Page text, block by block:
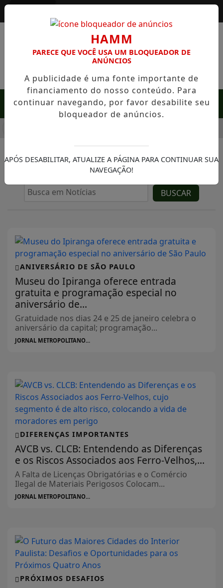
MENU
/NOTÍCIAS CIDADE
BUSCAR
ANIVERSÁRIO DE SÃO PAULO
Museu do Ipiranga oferece entrada
gratuita e programação especial no
aniversário de...
Gratuidade nos dias 24 e 25 de janeiro celebra o
aniversário da capital; programação...
JORNAL METROPOLITANO...
DIFERENÇAS IMPORTANTES
AVCB vs. CLCB: Entendendo as Diferenças
e os Riscos Associados aos Ferro-Velhos,...
A Falta de Licenças Obrigatórias e o Comércio
Ilegal de Materiais Perigosos Colocam...
JORNAL METROPOLITANO...
PRÓXIMOS DESAFIOS
HAMM
PARECE QUE VOCÊ USA UM BLOQUEADOR DE
ANÚNCIOS
A publicidade é uma fonte importante de
financiamento do nosso conteúdo. Para
continuar navegando, por favor desabilite seu
bloqueador de anúncios.
APÓS DESABILITAR, ATUALIZE A PÁGINA PARA CONTINUAR SUA
NAVEGAÇÃO!